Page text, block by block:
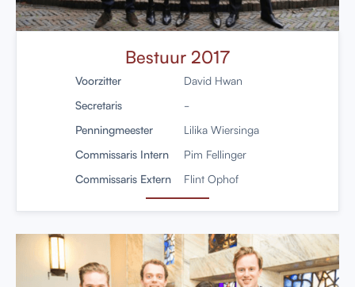
Bestuur 2017
Voorzitter
David Hwan
Secretaris
-
Penningmeester
Lilika Wiersinga
Commissaris Intern
Pim Fellinger
Commissaris Extern
Flint Ophof